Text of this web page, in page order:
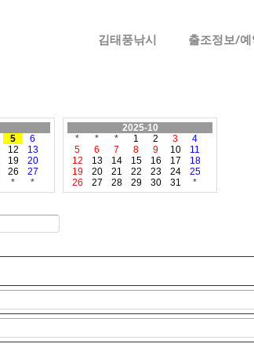
김태풍낚시 출조정보/
5
6
12
13
19
20
26
27
* *
2025-10
*
* * 1 2 3
4
5
6 7 8 9 10
11
12
13 14 15 16 17
18
19
20 21 22 23 24
25
26
27 28 29 30 31 *